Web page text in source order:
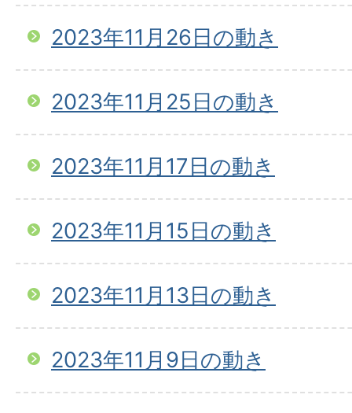
2023年11月26日の動き
2023年11月25日の動き
2023年11月17日の動き
2023年11月15日の動き
2023年11月13日の動き
2023年11月9日の動き